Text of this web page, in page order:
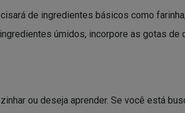
de ingredientes básicos como
úmidos, incorpore as gotas
ou deseja aprender. Se você está